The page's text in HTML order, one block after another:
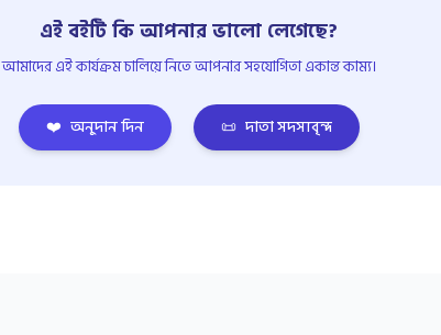
এই বইটি কি আপনার ভালো লেগেছে?
আমাদের এই কার্যক্রম চালিয়ে নিতে আপনার সহযোগিতা একান্ত কাম্য।
❤️ অনুদান দিন 📜 দাতা সদস্যবৃন্দ